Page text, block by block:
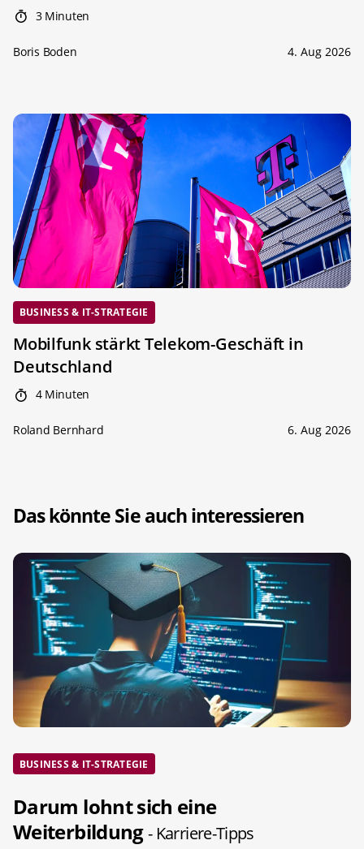
3 Minuten
Boris Boden 4. Aug 2026
BUSINESS & IT-STRATEGIE
Mobilfunk stärkt Telekom-Geschäft in
Deutschland
4 Minuten
Roland Bernhard 6. Aug 2026
Das könnte Sie auch interessieren
BUSINESS & IT-STRATEGIE
Darum lohnt sich eine
Weiterbildung- Karriere-Tipps